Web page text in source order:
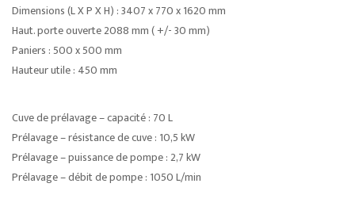
Dimensions (L X P X H) : 3407 x 770 x 1620 mm
Haut. porte ouverte 2088 mm ( +/- 30 mm)
Paniers : 500 x 500 mm
Hauteur utile : 450 mm
Cuve de prélavage – capacité : 70 L
Prélavage – résistance de cuve : 10,5 kW
Prélavage – puissance de pompe : 2,7 kW
Prélavage – débit de pompe : 1050 L/min